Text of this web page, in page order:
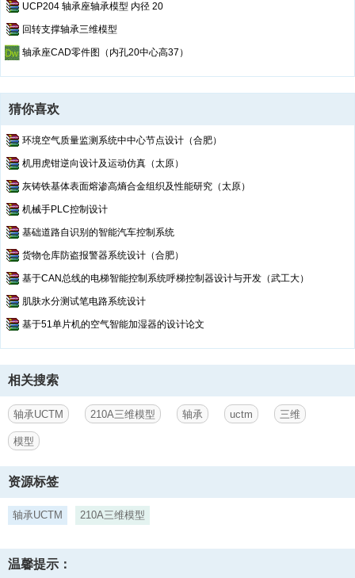
UCP204 轴承座轴承模型 内径 20
回转支撑轴承三维模型
轴承座CAD零件图（内孔20中心高37）
猜你喜欢
环境空气质量监测系统中中心节点设计（合肥）
机用虎钳逆向设计及运动仿真（太原）
灰铸铁基体表面熔渗高熵合金组织及性能研究（太原）
机械手PLC控制设计
基础道路自识别的智能汽车控制系统
货物仓库防盗报警器系统设计（合肥）
基于CAN总线的电梯智能控制系统呼梯控制器设计与开发（武工大）
肌肤水分测试笔电路系统设计
基于51单片机的空气智能加湿器的设计论文
相关搜索
轴承UCTM 210A三维模型 轴承 uctm 三维
模型
资源标签
轴承UCTM 210A三维模型
温馨提示：